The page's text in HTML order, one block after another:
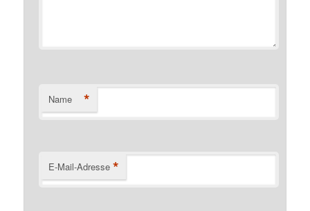
Name *
E-Mail-Adresse *